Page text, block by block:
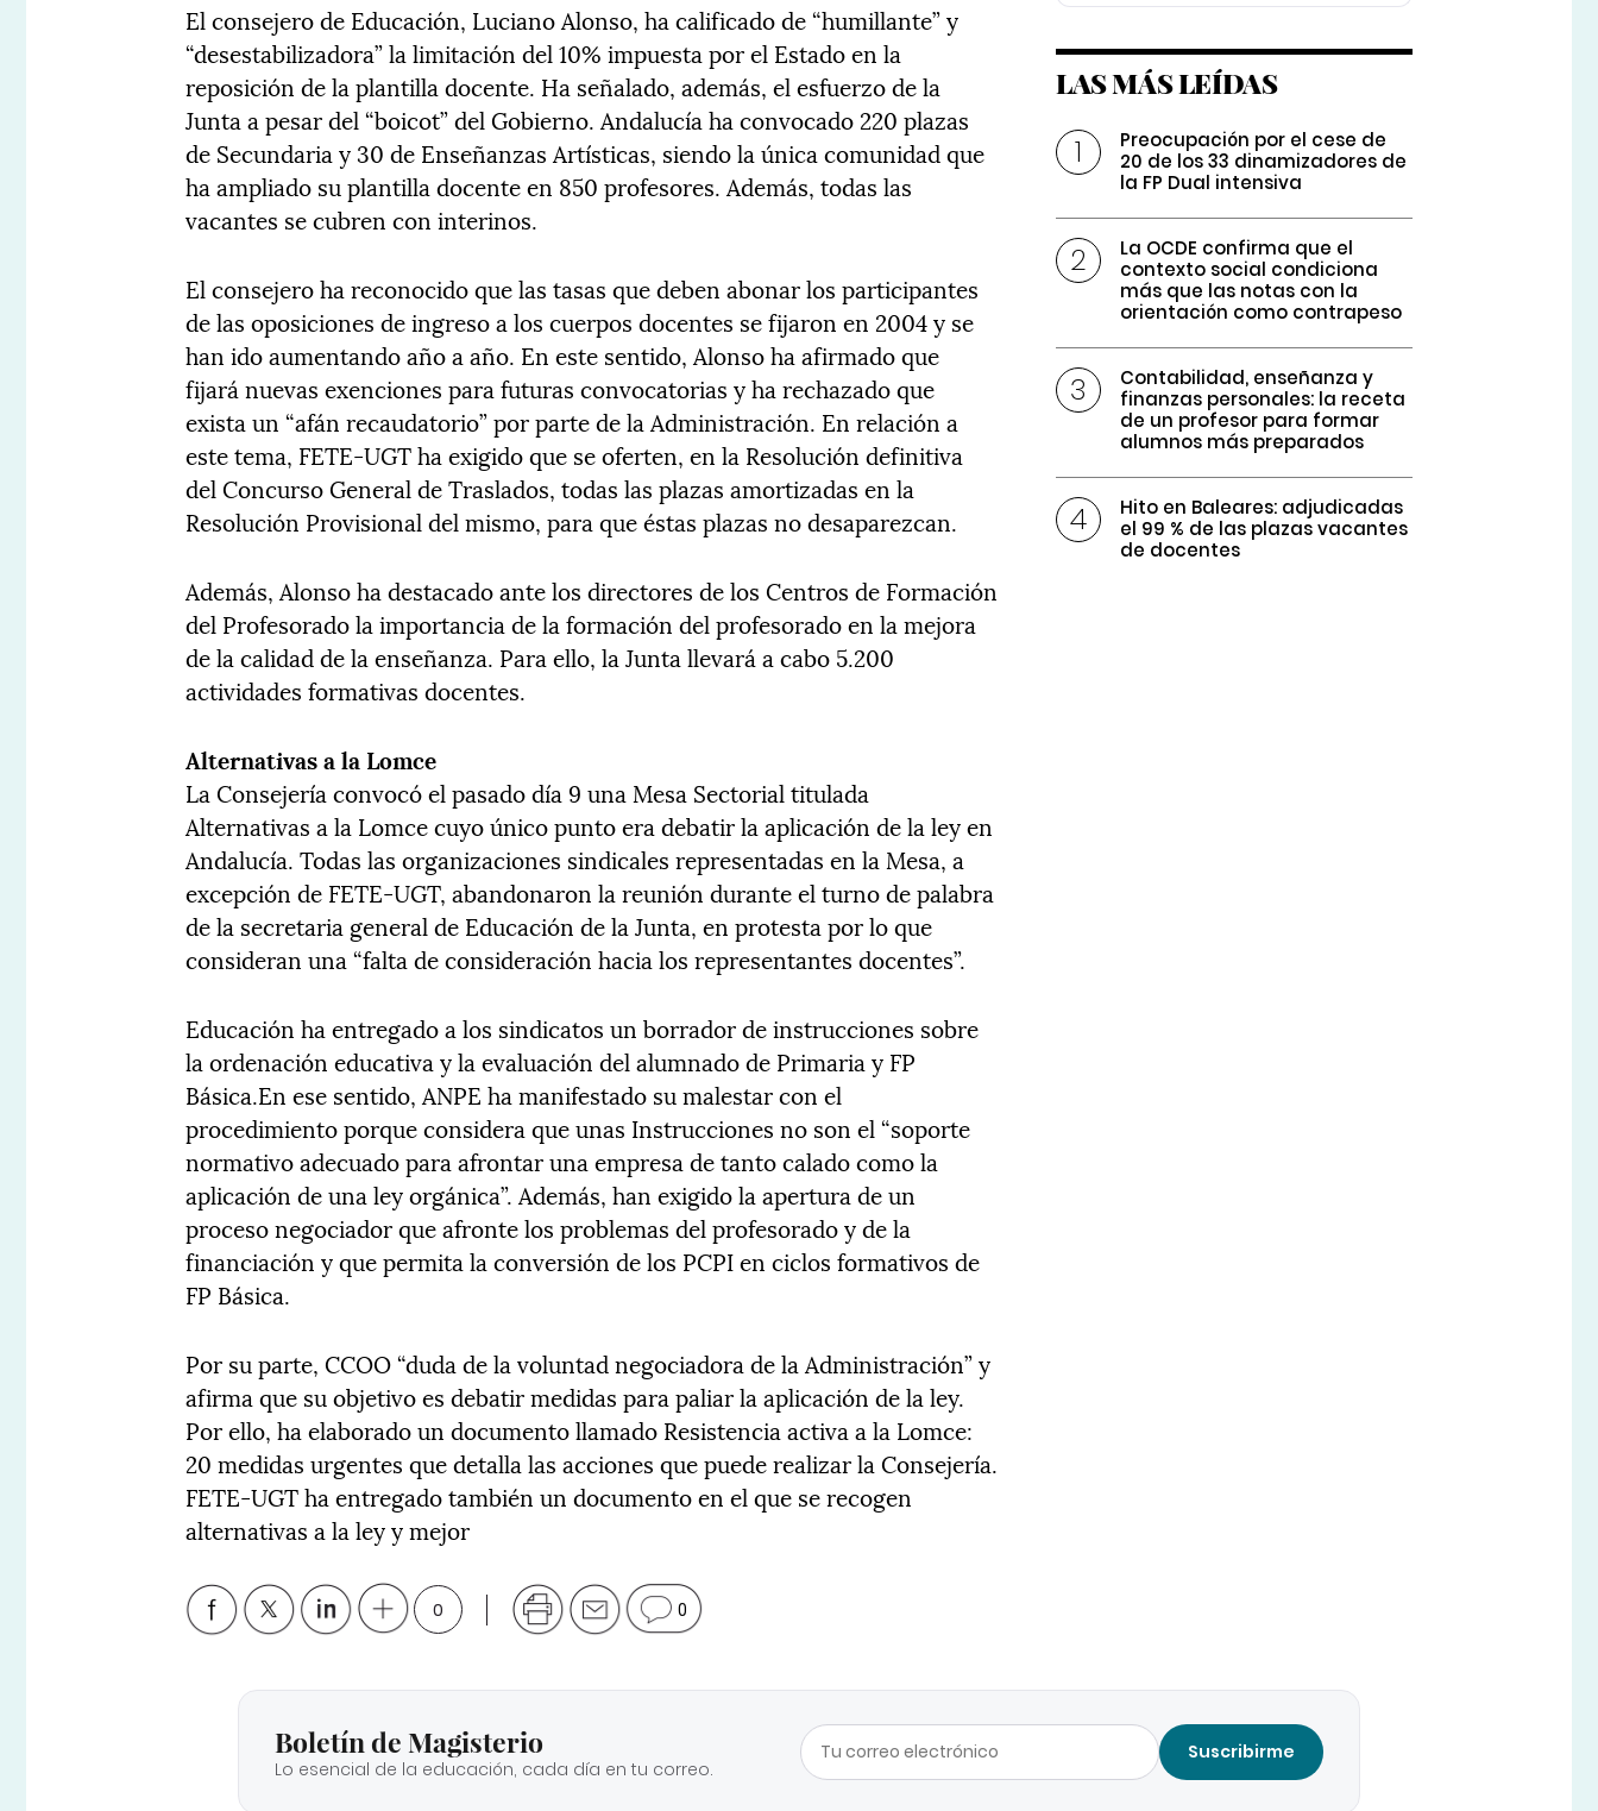
El consejero de Educación, Luciano Alonso, ha calificado de “humillante” y
“desestabilizadora” la limitación del 10% impuesta por el Estado en la
reposición de la plantilla docente. Ha señalado, además, el esfuerzo de la
Junta a pesar del “boicot” del Gobierno. Andalucía ha convocado 220 plazas
de Secundaria y 30 de Enseñanzas Artísticas, siendo la única comunidad que
ha ampliado su plantilla docente en 850 profesores. Además, todas las
vacantes se cubren con interinos.
El consejero ha reconocido que las tasas que deben abonar los participantes
de las oposiciones de ingreso a los cuerpos docentes se fijaron en 2004 y se
han ido aumentando año a año. En este sentido, Alonso ha afirmado que
fijará nuevas exenciones para futuras convocatorias y ha rechazado que
exista un “afán recaudatorio” por parte de la Administración. En relación a
este tema, FETE-UGT ha exigido que se oferten, en la Resolución definitiva
del Concurso General de Traslados, todas las plazas amortizadas en la
Resolución Provisional del mismo, para que éstas plazas no desaparezcan.
Además, Alonso ha destacado ante los directores de los Centros de Formación
del Profesorado la importancia de la formación del profesorado en la mejora
de la calidad de la enseñanza. Para ello, la Junta llevará a cabo 5.200
actividades formativas docentes.
Alternativas a la Lomce
La Consejería convocó el pasado día 9 una Mesa Sectorial titulada
Alternativas a la Lomce cuyo único punto era debatir la aplicación de la ley en
Andalucía. Todas las organizaciones sindicales representadas en la Mesa, a
excepción de FETE-UGT, abandonaron la reunión durante el turno de palabra
de la secretaria general de Educación de la Junta, en protesta por lo que
consideran una “falta de consideración hacia los representantes docentes”.
Educación ha entregado a los sindicatos un borrador de instrucciones sobre
la ordenación educativa y la evaluación del alumnado de Primaria y FP
Básica.En ese sentido, ANPE ha manifestado su malestar con el
procedimiento porque considera que unas Instrucciones no son el “soporte
normativo adecuado para afrontar una empresa de tanto calado como la
aplicación de una ley orgánica”. Además, han exigido la apertura de un
proceso negociador que afronte los problemas del profesorado y de la
financiación y que permita la conversión de los PCPI en ciclos formativos de
FP Básica.
Por su parte, CCOO “duda de la voluntad negociadora de la Administración” y
afirma que su objetivo es debatir medidas para paliar la aplicación de la ley.
Por ello, ha elaborado un documento llamado Resistencia activa a la Lomce:
20 medidas urgentes que detalla las acciones que puede realizar la Consejería.
FETE-UGT ha entregado también un documento en el que se recogen
alternativas a la ley y mejor
0 0
LAS MÁS LEÍDAS
Preocupación por el cese de
20 de los 33 dinamizadores de
la FP Dual intensiva
La OCDE confirma que el
contexto social condiciona
más que las notas con la
orientación como contrapeso
Contabilidad, enseñanza y
finanzas personales: la receta
de un profesor para formar
alumnos más preparados
Hito en Baleares: adjudicadas
el 99 % de las plazas vacantes
de docentes
Boletín de Magisterio
Lo esencial de la educación, cada día en tu correo.
Suscribirme